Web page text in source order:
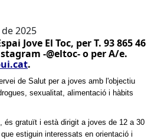
2025
Jove El Toc, per T. 93 865 46
-@eltoc- o per A/e.
.
de Salut per a joves amb l'objectiu
sexualitat, alimentació i hàbits
és gratuït i està dirigit a joves de 12 a 30
estiguin interessats en orientació i